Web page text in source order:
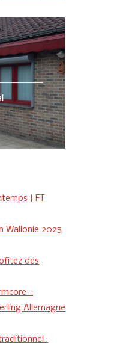
| FT
Wallonie 2025
des
:
Allemagne
: